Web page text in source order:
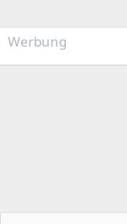
Werbung